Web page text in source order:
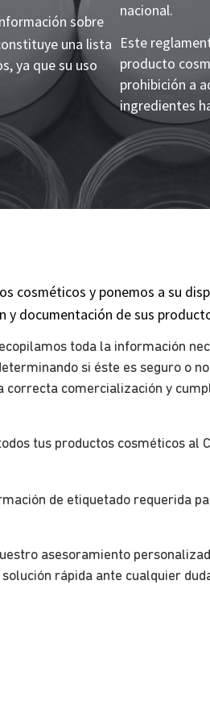
sobre
una lista
ya que su uso
nacional.
Este
producto
prohibición a
ingredientes
cosméticos y ponemos a su
documentación de sus
toda la información
si éste es seguro o
comercialización y
tus productos cosméticos al
de etiquetado requerida
asesoramiento
rápida ante cualquier